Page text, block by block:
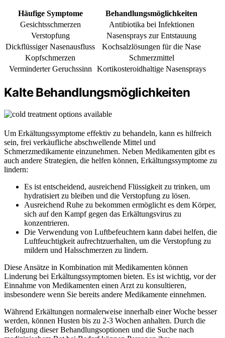
Häufige Symptome
Behandlungsmöglichkeiten
Gesichtsschmerzen
Antibiotika bei Infektionen
Verstopfung
Nasensprays zur Entstauung
Dickflüssiger Nasenausfluss
Kochsalzlösungen für die Nase
Kopfschmerzen
Schmerzmittel
Verminderter Geruchssinn
Kortikosteroidhaltige Nasensprays
Kalte Behandlungsmöglichkeiten
Um Erkältungssymptome effektiv zu behandeln, kann es hilfreich
sein, frei verkäufliche abschwellende Mittel und
Schmerzmedikamente einzunehmen. Neben Medikamenten gibt es
auch andere Strategien, die helfen können, Erkältungssymptome zu
lindern:
Es ist entscheidend, ausreichend Flüssigkeit zu trinken, um
hydratisiert zu bleiben und die Verstopfung zu lösen.
Ausreichend Ruhe zu bekommen ermöglicht es dem Körper,
sich auf den Kampf gegen das Erkältungsvirus zu
konzentrieren.
Die Verwendung von Luftbefeuchtern kann dabei helfen, die
Luftfeuchtigkeit aufrechtzuerhalten, um die Verstopfung zu
mildern und Halsschmerzen zu lindern.
Diese Ansätze in Kombination mit Medikamenten können
Linderung bei Erkältungssymptomen bieten. Es ist wichtig, vor der
Einnahme von Medikamenten einen Arzt zu konsultieren,
insbesondere wenn Sie bereits andere Medikamente einnehmen.
Während Erkältungen normalerweise innerhalb einer Woche besser
werden, können Husten bis zu 2-3 Wochen anhalten. Durch die
Befolgung dieser Behandlungsoptionen und die Suche nach